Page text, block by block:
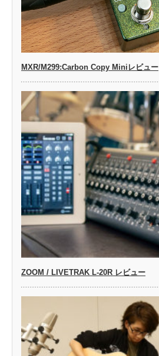
MXR/M299:Carbon Copy Miniレビュー
ZOOM / LIVETRAK L-20R レビュー